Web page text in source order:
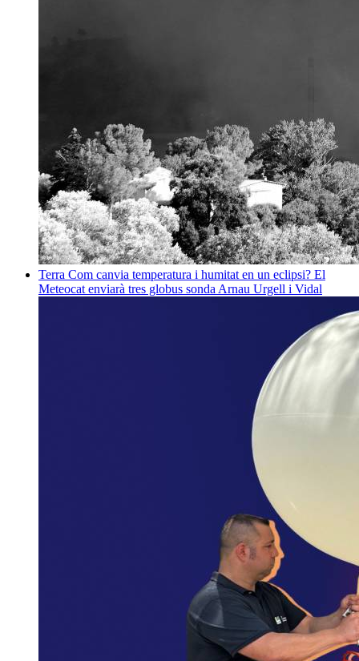
Terra Com canvia temperatura i humitat en un eclipsi? El
Meteocat enviarà tres globus sonda Arnau Urgell i Vidal